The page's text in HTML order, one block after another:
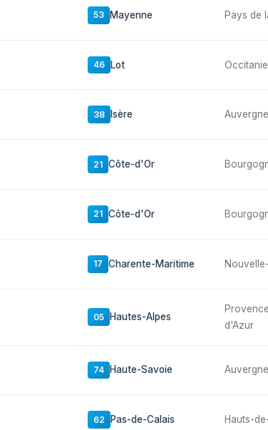
53 Mayenne Pays de
46 Lot Occitanie
38 Isère
21 Côte-d'Or
21 Côte-d'Or
17 Charente-Maritime
05 Hautes-Alpes
d'Azur
74 Haute-Savoie
62 Pas-de-Calais Hauts-